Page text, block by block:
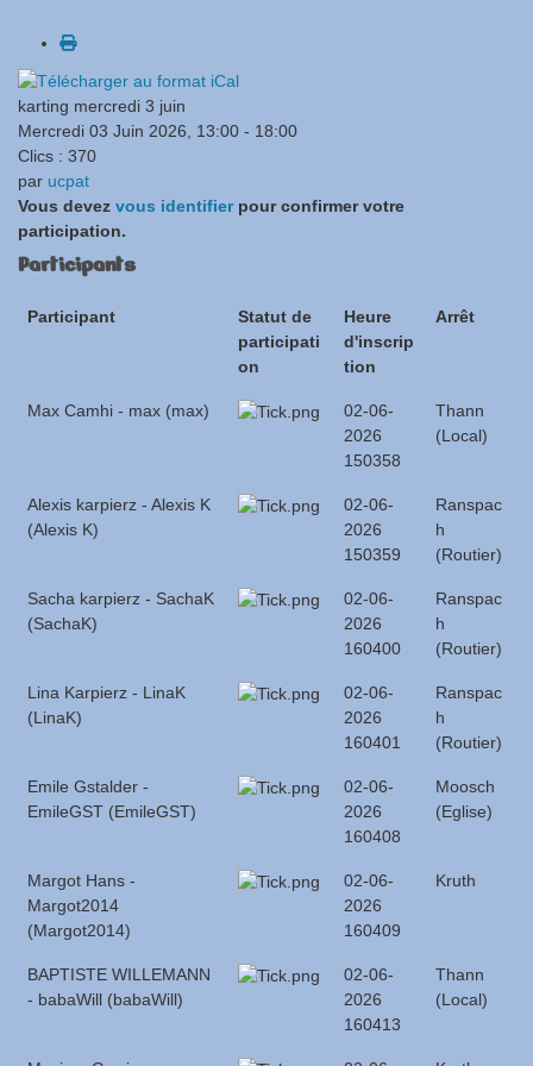
karting mercredi 3 juin
Mercredi 03 Juin 2026, 13:00 - 18:00
Clics : 370
par ucpat
Vous devez vous identifierpour confirmer votre
participation.
Participants
Max Camhi - max (max)
02-06-
2026
150358
Thann
(Local)
Alexis karpierz - Alexis K
(Alexis K)
02-06-
2026
150359
Ranspac
h
(Routier)
Sacha karpierz - SachaK
(SachaK)
02-06-
2026
160400
Ranspac
h
(Routier)
Lina Karpierz - LinaK
(LinaK)
02-06-
2026
160401
Ranspac
h
(Routier)
Emile Gstalder -
EmileGST (EmileGST)
02-06-
2026
160408
Moosch
(Eglise)
Margot Hans -
Margot2014
(Margot2014)
02-06-
2026
160409
Kruth
BAPTISTE WILLEMANN
- babaWill (babaWill)
02-06-
2026
160413
Thann
(Local)
Participant
Statut de
participati
on
Heure
d'inscrip
tion
Arrêt